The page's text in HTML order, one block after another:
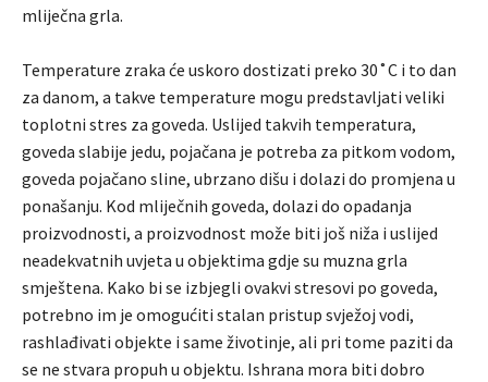
mliječna grla.
Temperature zraka će uskoro dostizati preko 30˚C i to dan
za danom, a takve temperature mogu predstavljati veliki
toplotni stres za goveda. Uslijed takvih temperatura,
goveda slabije jedu, pojačana je potreba za pitkom vodom,
goveda pojačano sline, ubrzano dišu i dolazi do promjena u
ponašanju. Kod mliječnih goveda, dolazi do opadanja
proizvodnosti, a proizvodnost može biti još niža i uslijed
neadekvatnih uvjeta u objektima gdje su muzna grla
smještena. Kako bi se izbjegli ovakvi stresovi po goveda,
potrebno im je omogućiti stalan pristup svježoj vodi,
rashlađivati objekte i same životinje, ali pri tome paziti da
se ne stvara propuh u objektu. Ishrana mora biti dobro